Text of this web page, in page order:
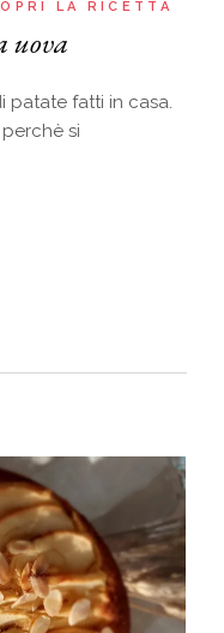
LA RICETTA
uova
patate fatti in casa.
si